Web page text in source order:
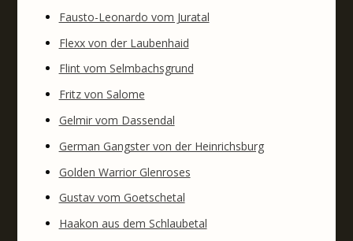
Fausto-Leonardo vom Juratal
Flexx von der Laubenhaid
Flint vom Selmbachsgrund
Fritz von Salome
Gelmir vom Dassendal
German Gangster von der Heinrichsburg
Golden Warrior Glenroses
Gustav vom Goetschetal
Haakon aus dem Schlaubetal